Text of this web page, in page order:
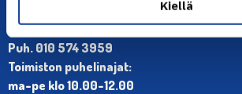
Kiellä
Olympiastadion, Paavo Nurmen tie 1,
Puh. 010 574 3959
Toimiston puhelinajat:
ma-pe klo 10.00-12.00